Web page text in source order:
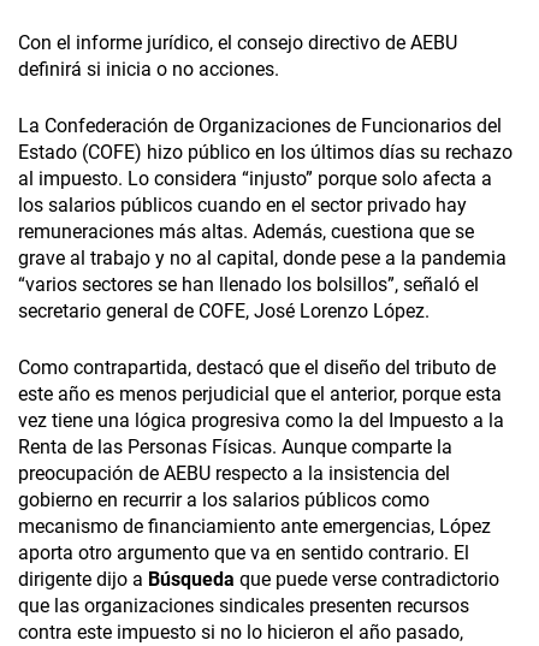
Con el informe jurídico, el consejo directivo de AEBU
definirá si inicia o no acciones.
La Confederación de Organizaciones de Funcionarios del
Estado (COFE) hizo público en los últimos días su rechazo
al impuesto. Lo considera “injusto” porque solo afecta a
los salarios públicos cuando en el sector privado hay
remuneraciones más altas. Además, cuestiona que se
grave al trabajo y no al capital, donde pese a la pandemia
“varios sectores se han llenado los bolsillos”, señaló el
secretario general de COFE, José Lorenzo López.
Como contrapartida, destacó que el diseño del tributo de
este año es menos perjudicial que el anterior, porque esta
vez tiene una lógica progresiva como la del Impuesto a la
Renta de las Personas Físicas. Aunque comparte la
preocupación de AEBU respecto a la insistencia del
gobierno en recurrir a los salarios públicos como
mecanismo de financiamiento ante emergencias, López
aporta otro argumento que va en sentido contrario. El
dirigente dijo a Búsqueda que puede verse contradictorio
que las organizaciones sindicales presenten recursos
contra este impuesto si no lo hicieron el año pasado,